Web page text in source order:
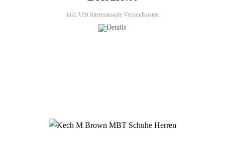
inkl. USt Internationale Versandkosten